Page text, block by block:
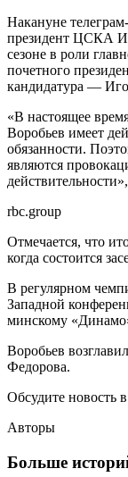
Накануне
президент ЦСКА
сезоне в роли
почетного
кандидатура —
«В настоящее
Воробьев имеет
обязанности.
являются
rbc.group
Отмечается, что
когда состоится
В регулярном
Западной
минскому
Воробьев
Федорова.
Обсудите новость
Авторы
Больше